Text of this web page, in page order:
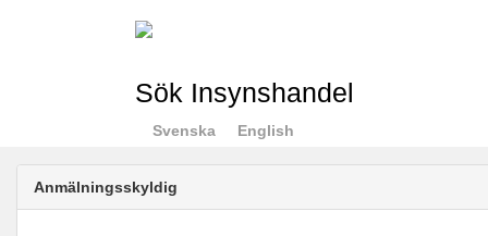
Sök Insynshandel
Svenska English
Anmälningsskyldig